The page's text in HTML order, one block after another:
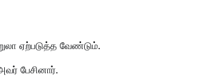
ஏற்படுத்த வேண்டும்.
பேசினார்.